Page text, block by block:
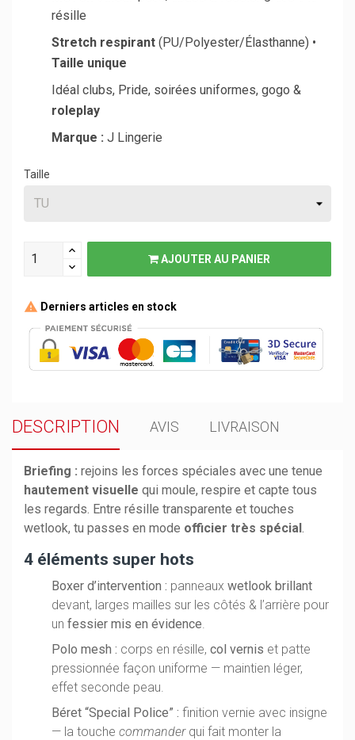
résille
Stretch respirant (PU/Polyester/Élasthanne) •
Taille unique
Idéal clubs, Pride, soirées uniformes, gogo &
roleplay
Marque : J Lingerie
Taille
AJOUTER AU PANIER
Derniers articles en stock
DESCRIPTION AVIS LIVRAISON
Briefing : rejoins les forces spéciales avec une tenue
hautement visuelle qui moule, respire et capte tous
les regards. Entre résille transparente et touches
wetlook, tu passes en mode officier très spécial
4 éléments super hots
Boxer d’intervention : panneauxwetlook brillant
devant, larges mailles sur les côtés & l’arrière pour
unfessier mis en évidence.
Polo mesh : corps en résille,col vernis et patte
pressionnée façon uniforme — maintien léger,
effet seconde peau.
Béret “Special Police” : finition vernie avec insigne
— la touchecommanderqui fait monter la